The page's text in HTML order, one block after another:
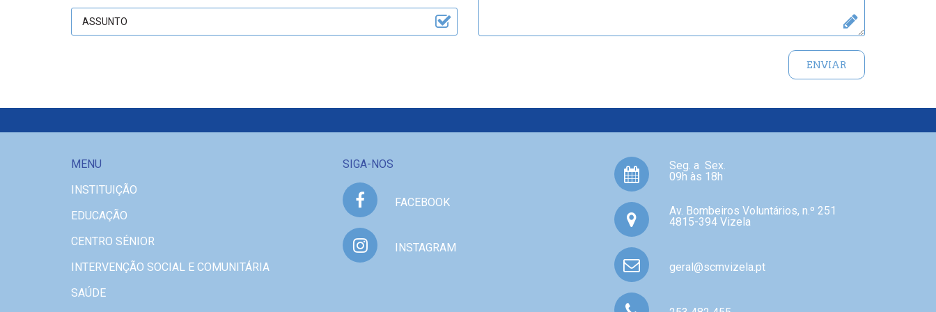
ENVIAR
MENU
INSTITUIÇÃO
EDUCAÇÃO
CENTRO SÉNIOR
INTERVENÇÃO SOCIAL E COMUNITÁRIA
SAÚDE
SIGA-NOS
FACEBOOK
INSTAGRAM
Seg. a Sex.
09h às 18h
Av. Bombeiros Voluntários, n.º 251
4815-394 Vizela
geral@scmvizela.pt